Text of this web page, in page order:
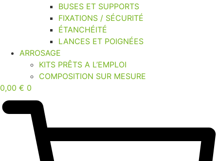
BUSES ET SUPPORTS
FIXATIONS / SÉCURITÉ
ÉTANCHÉITÉ
LANCES ET POIGNÉES
ARROSAGE
KITS PRÊTS A L’EMPLOI
COMPOSITION SUR MESURE
0,00 € 0